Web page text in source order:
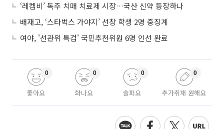
‘레켐비’ 독주 치매 치료제 시장…국산 신약 등장하나
배재고, ‘스타벅스 가야지’ 선창 학생 2명 중징계
여야, '선관위 특검' 국민추천위원 6명 인선 완료
좋아요
0
화나요
0
슬퍼요
0
추가취재 원해요
0